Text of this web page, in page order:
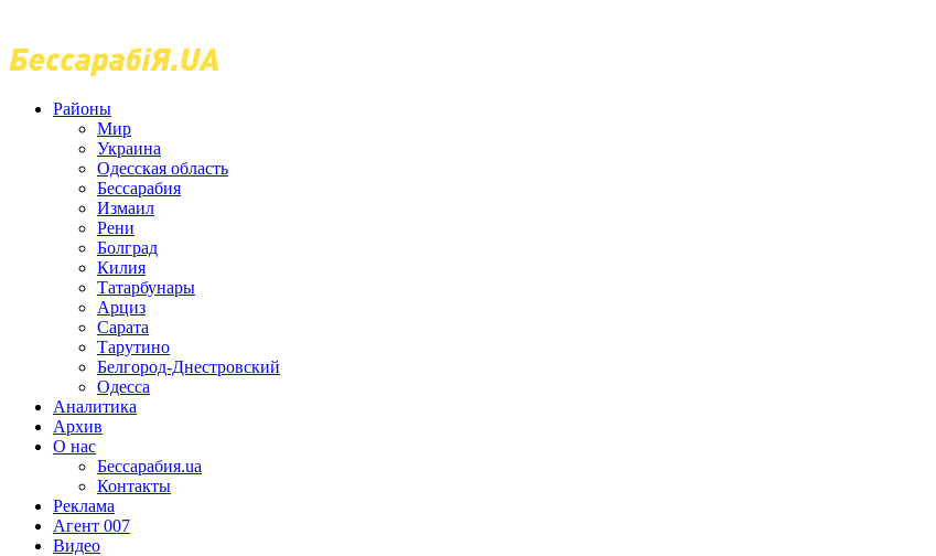
Районы
Мир
Украина
Одесская область
Бессарабия
Измаил
Рени
Болград
Килия
Татарбунары
Арциз
Сарата
Тарутино
Белгород-Днестровский
Одесса
Аналитика
Архив
О нас
Бессарабия.ua
Контакты
Реклама
Агент 007
Видео